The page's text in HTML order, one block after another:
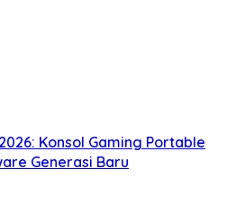
Konsol Gaming Portable
Generasi Baru